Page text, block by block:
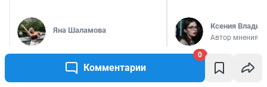
Комментарии
0
Яна Шаламова Ксения
Автор мнения
РЕКОМЕНДУЕМ